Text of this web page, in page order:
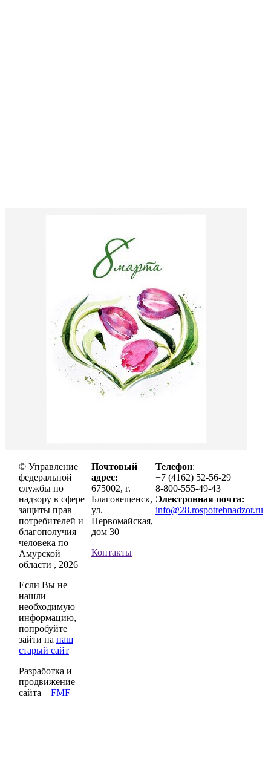
© Управление
федеральной
службы по
надзору в сфере
защиты прав
потребителей и
благополучия
человека по
Амурской
области , 2026
Если Вы не
нашли
необходимую
информацию,
попробуйте
зайти на наш
старый сайт
Разработка и
продвижение
сайта – FMF
Почтовый
адрес:
675002, г.
Благовещенск,
ул.
Первомайская,
дом 30
Контакты
Телефон:
+7 (4162) 52-56-29
8-800-555-49-43
Электронная почта:
info@28.rospotrebnadzor.ru